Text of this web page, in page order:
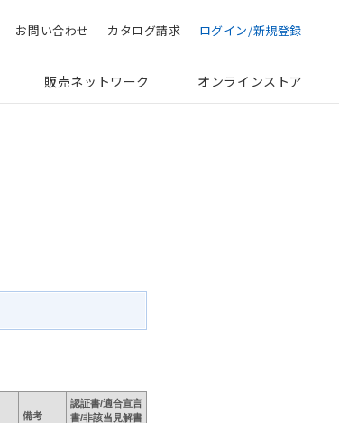
検索お問い合わせ カタログ請求 ログイン/新規登録
販売ネットワーク オンラインストア
備考
認証書/適合宣言
書/非該当見解書